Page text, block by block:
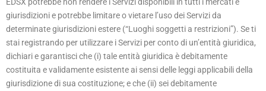
giurisdizioni e potrebbe limitare o vietare l’uso dei Servizi da
determinate giurisdizioni estere (“Luoghi soggetti a restrizioni”). Se ti
stai registrando per utilizzare i Servizi per conto di un’entità giuridica,
dichiari e garantisci che (i) tale entità giuridica è debitamente
costituita e validamente esistente ai sensi delle leggi applicabili della
giurisdizione di sua costituzione; e che (ii) sei debitamente